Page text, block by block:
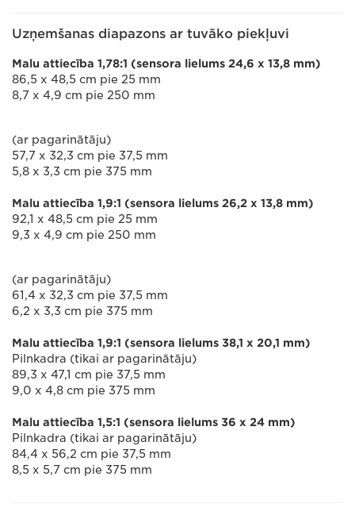
Uzņemšanas diapazons ar tuvāko piekļuvi
Malu attiecība 1,78:1 (sensora lielums 24,6 x 13,8 mm)
86,5 x 48,5 cm pie 25 mm
8,7 x 4,9 cm pie 250 mm
(ar pagarinātāju)
57,7 x 32,3 cm pie 37,5 mm
5,8 x 3,3 cm pie 375 mm
Malu attiecība 1,9:1 (sensora lielums 26,2 x 13,8 mm)
92,1 x 48,5 cm pie 25 mm
9,3 x 4,9 cm pie 250 mm
(ar pagarinātāju)
61,4 x 32,3 cm pie 37,5 mm
6,2 x 3,3 cm pie 375 mm
Malu attiecība 1,9:1 (sensora lielums 38,1 x 20,1 mm)
Pilnkadra (tikai ar pagarinātāju)
89,3 x 47,1 cm pie 37,5 mm
9,0 x 4,8 cm pie 375 mm
Malu attiecība 1,5:1 (sensora lielums 36 x 24 mm)
Pilnkadra (tikai ar pagarinātāju)
84,4 x 56,2 cm pie 37,5 mm
8,5 x 5,7 cm pie 375 mm